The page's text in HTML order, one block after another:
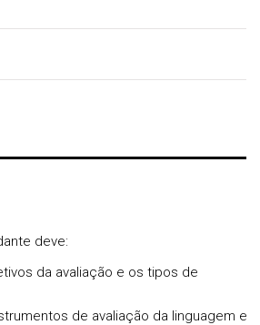
deve:
da avaliação e os tipos de
de avaliação da linguagem e